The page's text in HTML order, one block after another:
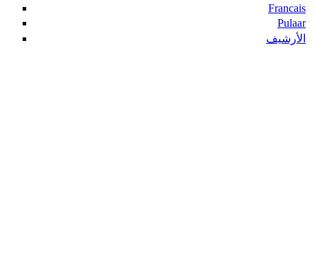
Francais
Pulaar
الأرشيف